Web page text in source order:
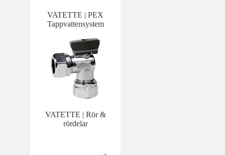
VATETTE | PEX
Tappvattensystem
VATETTE | Rör &
rördelar